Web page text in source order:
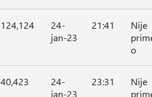
124,124
24-
jan-23
21:41
Nije
o
40,423
24-
jan-23
23:31
Nije